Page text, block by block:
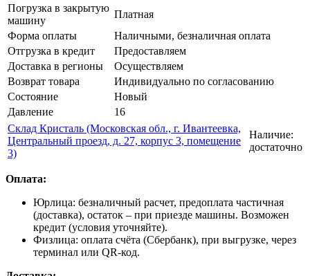
Погрузка в закрытую
машину
Платная
Форма оплаты
Наличными, безналичная оплата
Отгрузка в кредит
Предоставляем
Доставка в регионы
Осуществляем
Возврат товара
Индивидуально по согласованию
Состояние
Новый
Давление
16
Склад Кристаль (Московская обл., г. Ивантеевка,
Центральный проезд, д. 27, корпус 3, помещение
3)
Наличие:
достаточно
Оплата:
Юрлица: безналичный расчет, предоплата частичная
(доставка), остаток – при приезде машины. Возможен
кредит (условия уточняйте).
Физлица: оплата счёта (Сбербанк), при выгрузке, через
терминал или QR-код.